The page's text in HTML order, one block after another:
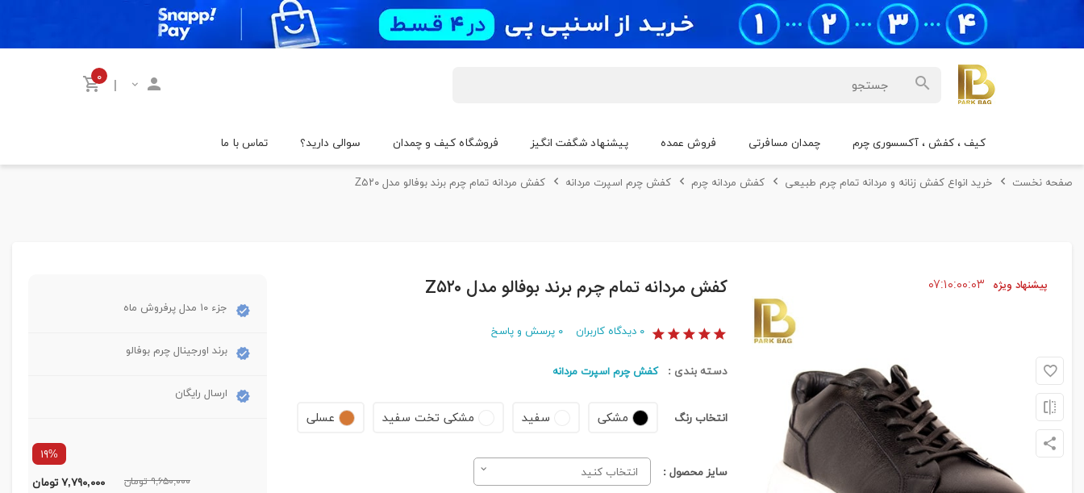
| ۰
کیف ، کفش ، آکسسوری چرم چمدان مسافرتی فروش عمده پیشنهاد شگفت انگیز فروشگاه کیف و چمدان سوالی دارید؟ تماس با ما
صفحه نخست خرید انواع کفش زنانه و مردانه تمام چرم طبیعی کفش مردانه چرم کفش چرم اسپرت مردانه کفش مردانه تمام چرم برند بوفالو مدل Z۵۲۰
پیشنهاد ویژه ۰۷۱۰۰۰۰۲ کفش مردانه تمام چرم برند بوفالو مدل Z۵۲۰
۰ دیدگاه کاربران ۰ پرسش و پاسخ
دسته بندی : کفش چرم اسپرت مردانه
انتخاب رنگ مشکی سفید مشکی تخت سفید عسلی
سایز محصول : انتخاب کنید
جزء ۱۰ مدل پرفروش ماه
برند اورجینال چرم بوفالو
ارسال رایگان
۱۹%
۹,۶۵۰,۰۰۰ تومان ۷,۷۹۰,۰۰۰تومان